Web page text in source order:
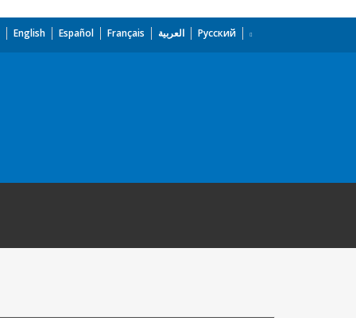
English Español Français العربية Русский